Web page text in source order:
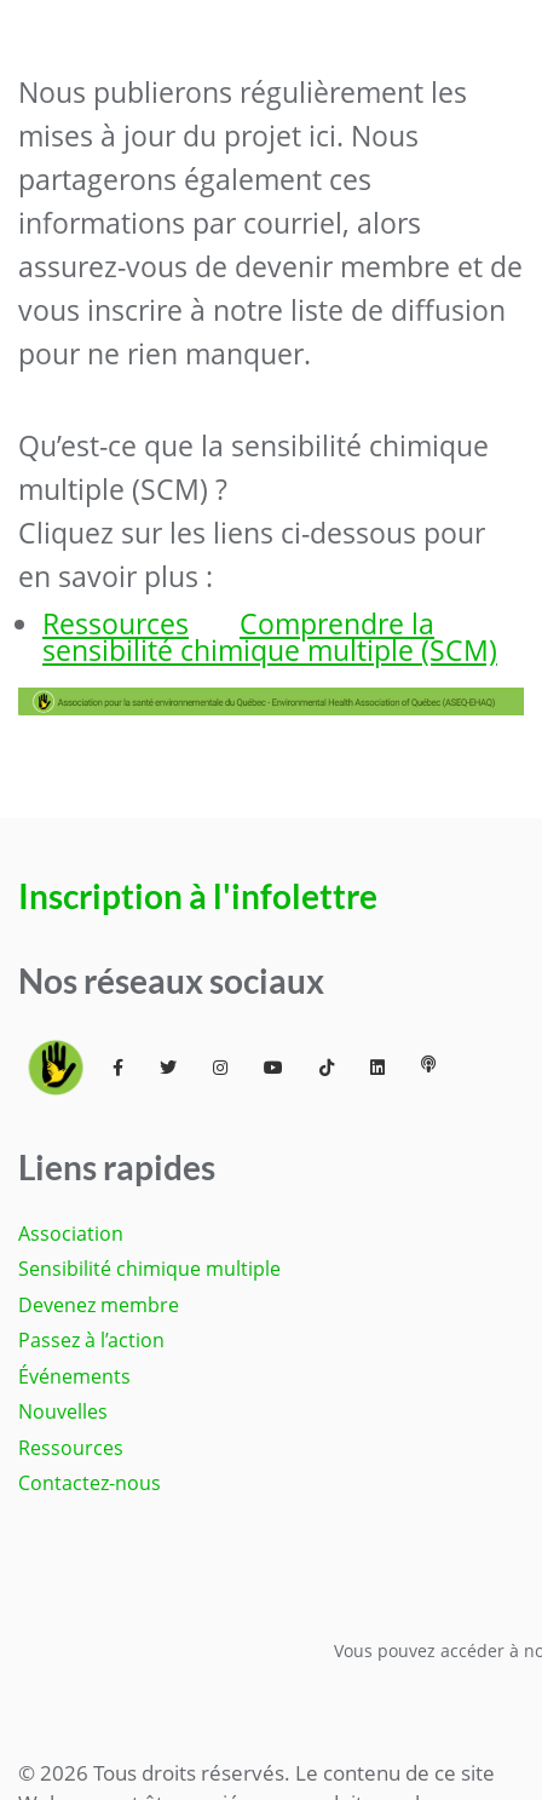
Nous publierons régulièrement les
mises à jour du projet ici. Nous
partagerons également ces
informations par courriel, alors
assurez-vous de devenir membre et de
vous inscrire à notre liste de diffusion
pour ne rien manquer.
Qu’est-ce que la sensibilité chimique
multiple (SCM) ?
Cliquez sur les liens ci-dessous pour
en savoir plus :
Ressources
Comprendre la
sensibilité chimique multiple (SCM)
Inscription à l'infolettre
Nos réseaux sociaux
Liens rapides
Association
Sensibilité chimique multiple
Devenez membre
Passez à l’action
Événements
Nouvelles
Ressources
Contactez-nous
Vous pouvez accéder à
© 2026 Tous droits réservés. Le contenu de ce site